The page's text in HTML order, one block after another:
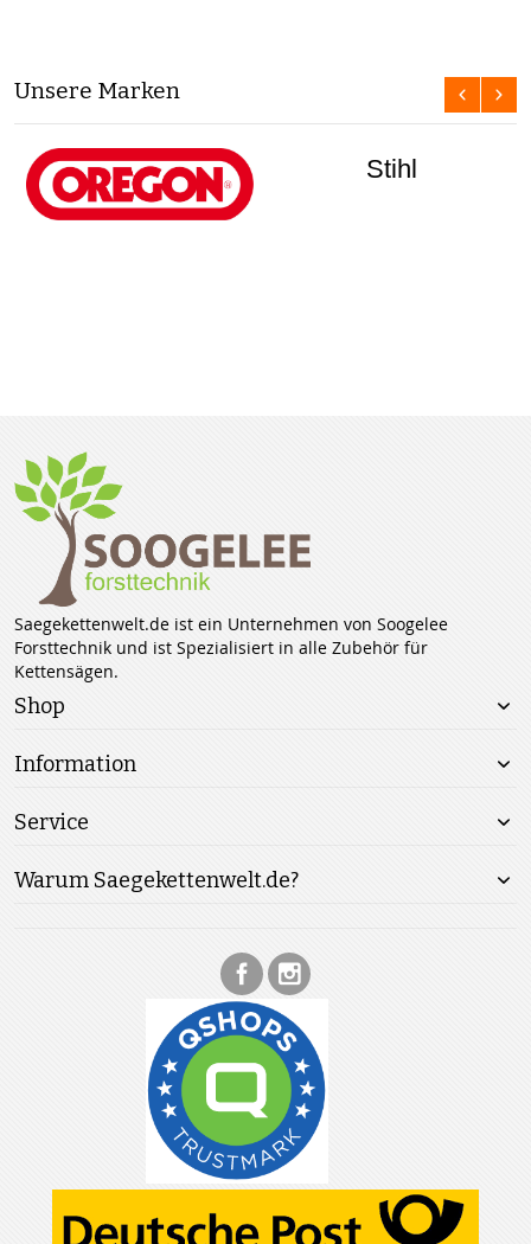
Unsere Marken
Stihl
Saegekettenwelt.de ist ein Unternehmen von Soogelee
Forsttechnik und ist Spezialisiert in alle Zubehör für
Kettensägen.
Shop
Information
Service
Warum Saegekettenwelt.de?